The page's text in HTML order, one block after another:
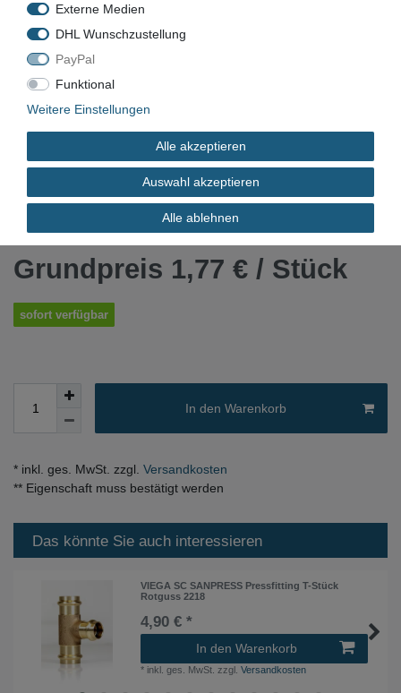
Neu
FARBE
*
Inhalt1Stück
Grundpreis 1,77 € / Stück
sofort verfügbar
In den Warenkorb
* inkl. ges. MwSt. zzgl. Versandkosten
** Eigenschaft muss bestätigt werden
Das könnte Sie auch interessieren
VIEGA SC SANPRESS Pressfitting T-Stück
Rotguss 2218
4,90 € *
In den Warenkorb
* inkl. ges. MwSt. zzgl.Versandkosten
Externe Medien
DHL Wunschzustellung
PayPal
Funktional
Weitere Einstellungen
Alle akzeptieren
Auswahl akzeptieren
Alle ablehnen